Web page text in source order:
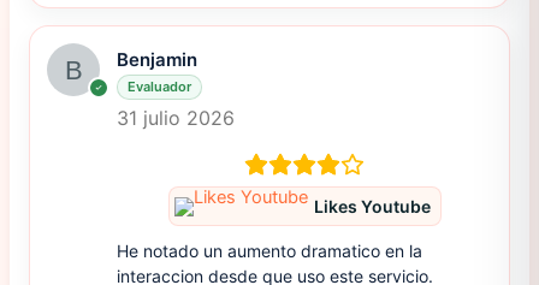
Benjamin
Evaluador
31 julio 2026
Likes Youtube
He notado un aumento dramatico en la
interaccion desde que uso este servicio.